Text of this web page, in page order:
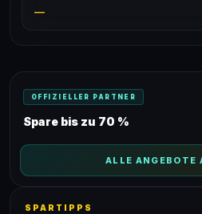
—
OFFIZIELLER PARTNER
Spare bis zu 70 %
ALLE ANGEBOTE
SPARTIPPS